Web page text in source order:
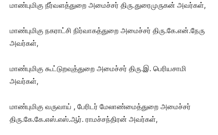
மாண்புமிகு நீர்வளத்துறை அமைச்சர் திரு.துரைமுருகன் அவர்கள்,
மாண்புமிகு நகராட்சி நிர்வாகத்துறை அமைச்சர் திரு.கே.என்.நேரு
அவர்கள்,
மாண்புமிகு கூட்டுறவுத்துறை அமைச்சர் திரு.இ. பெரியசாமி
அவர்கள்,
மாண்புமிகு வருவாய் , பேரிடர் மேலாண்மைத்துறை அமைச்சர்
திரு.கே.கே.எஸ்.எஸ்.ஆர். ராமச்சந்திரன் அவர்கள்,